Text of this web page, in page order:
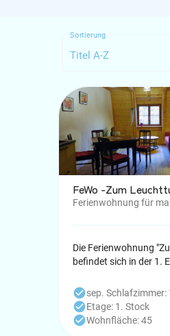
Titel A-Z
Sortierung
FeWo -Zum
Ferienwohnung für
Die Ferienwohnung
befindet sich in der 1.
Personen - 1
Küchenzeile und
Couch mit TV - Bad
Schlafzimmer mit
check_circlesep. Schlafzimmer:
check_circleEtage: 1. Stock
check_circleWohnfläche: 45